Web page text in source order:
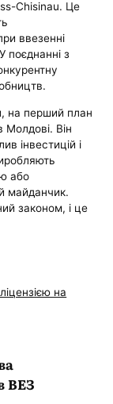
Chisinau. Це
ввезенні
поєднанні з
на перший план
Молдові. Він
інвестицій і
або
майданчик.
законом, і це
на
ВЕЗ